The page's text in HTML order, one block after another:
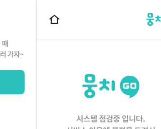
때
가자~
홈